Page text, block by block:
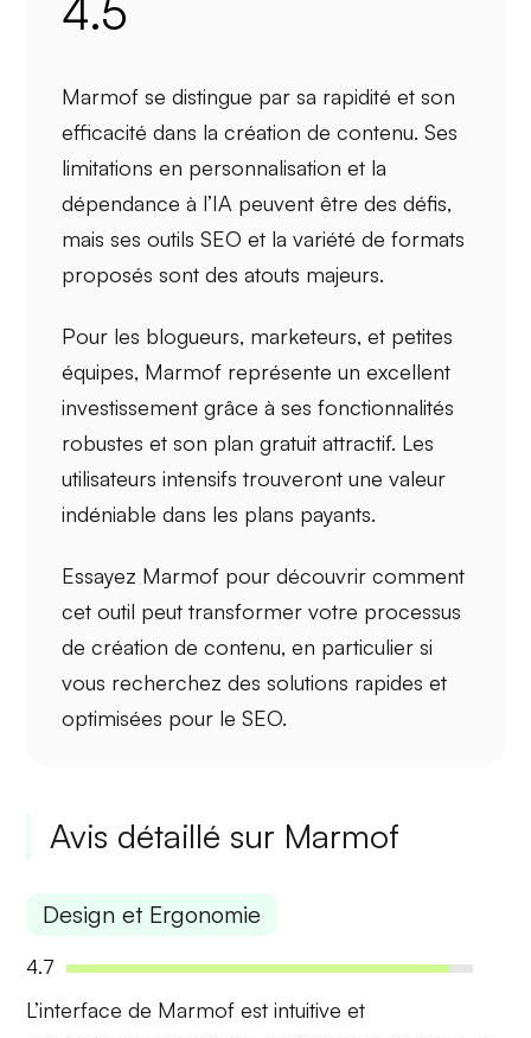
4.5
Marmof se distingue par sa rapidité et son
efficacité dans la création de contenu. Ses
limitations en personnalisation et la
dépendance à l’IA peuvent être des défis,
mais ses outils SEO et la variété de formats
proposés sont des atouts majeurs.
Pour les blogueurs, marketeurs, et petites
équipes, Marmof représente un excellent
investissement grâce à ses fonctionnalités
robustes et son plan gratuit attractif. Les
utilisateurs intensifs trouveront une valeur
indéniable dans les plans payants.
Essayez Marmof pour découvrir comment
cet outil peut transformer votre processus
de création de contenu, en particulier si
vous recherchez des solutions rapides et
optimisées pour le SEO.
Avis détaillé sur Marmof
Design et Ergonomie
4.7
L’interface de Marmof estintuitive et